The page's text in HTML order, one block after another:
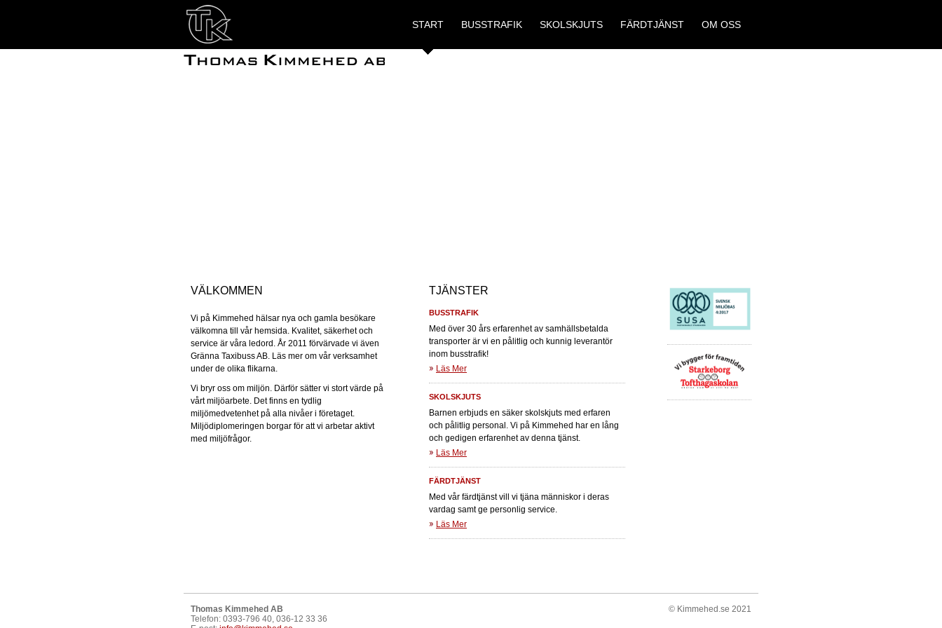
START BUSSTRAFIK SKOLSKJUTS FÄRDTJÄNST OM OSS
VÄLKOMMEN
Vi på Kimmehed hälsar nya och gamla besökare
välkomna till vår hemsida. Kvalitet, säkerhet och
service är våra ledord. År 2011 förvärvade vi även
Gränna Taxibuss AB. Läs mer om vår verksamhet
under de olika flikarna.
Vi bryr oss om miljön. Därför sätter vi stort värde på
vårt miljöarbete. Det finns en tydlig
miljömedvetenhet på alla nivåer i företaget.
Miljödiplomeringen borgar för att vi arbetar aktivt
med miljöfrågor.
TJÄNSTER
BUSSTRAFIK
Med över 30 års erfarenhet av samhällsbetalda
transporter är vi en pålitlig och kunnig leverantör
inom busstrafik!
Läs Mer
SKOLSKJUTS
Barnen erbjuds en säker skolskjuts med erfaren
och pålitlig personal. Vi på Kimmehed har en lång
och gedigen erfarenhet av denna tjänst.
Läs Mer
FÄRDTJÄNST
Med vår färdtjänst vill vi tjäna människor i deras
vardag samt ge personlig service.
Läs Mer
Thomas Kimmehed AB
Telefon: 0393-796 40, 036-12 33 36
© Kimmehed.se 2021